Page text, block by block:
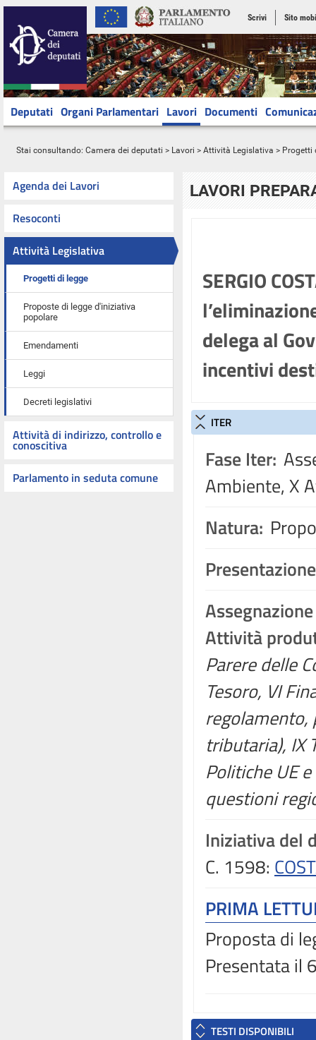
Scrivi Sito
Deputati Organi Parlamentari Lavori Documenti
Stai consultando: Camera dei deputati > Lavori > Attività Legislativa > Progetti
Agenda dei Lavori
Resoconti
Attività Legislativa
Progetti di legge
Proposte di legge d'iniziativa
popolare
Emendamenti
Leggi
Decreti legislativi
Attività di indirizzo, controllo e
conoscitiva
Parlamento in seduta comune
LAVORI
SERGIO
delega al
incentivi
ITER
Fase Iter:
Ambiente, X
Natura:
Assegnazione
Attività
Parere delle
Tesoro, VI
tributaria), IX
Politiche UE
questioni
Iniziativa del
C. 1598:
PRIMA
Proposta di
Presentata il
TESTI DISPONIBILI